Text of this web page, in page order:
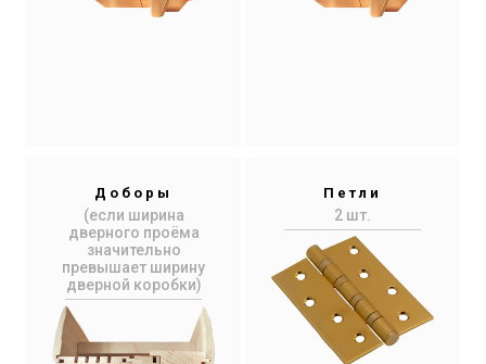
Доборы
(если ширина
дверного проёма
значительно
превышает ширину
дверной коробки)
Петли
2 шт.